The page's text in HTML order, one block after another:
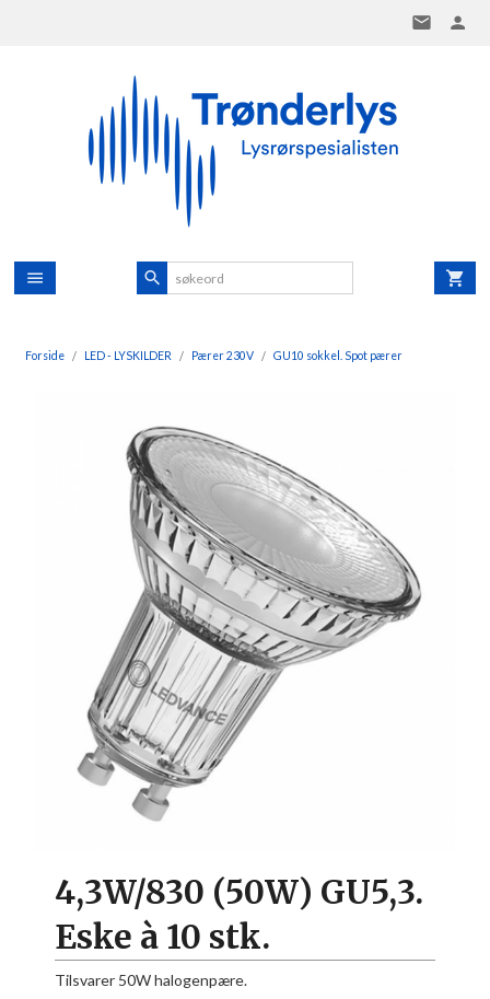
Forside LED - LYSKILDER Pærer 230V GU10 sokkel. Spot pærer
4,3W/830 (50W) GU5,3.
Eske à 10 stk.
Tilsvarer 50W halogenpære.